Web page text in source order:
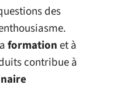
des
formationet à
contribue à